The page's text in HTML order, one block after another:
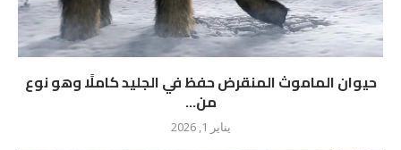
حيوان الماموث المنقرض حفظ في الجليد كاملًا وهو نوع
من...
يناير 1, 2026